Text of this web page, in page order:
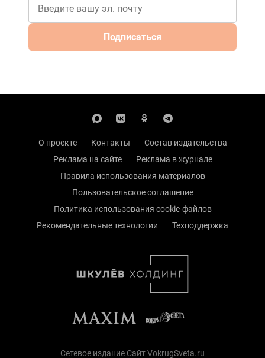
Подписаться
О проекте Контакты
Состав издательства
Реклама на сайте
Реклама в журнале
Правила использования материалов
Пользовательское соглашение
Политика использования cookie-файлов
Рекомендательные технологии
Техподдержка
Сетевое издание Сайт VokrugSveta.ru